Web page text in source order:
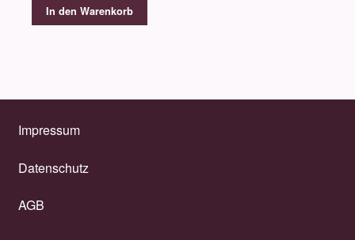
In den Warenkorb
Impressum
Datenschutz
AGB